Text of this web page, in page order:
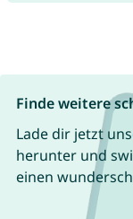
Finde weitere
Lade dir jetzt
herunter und
einen